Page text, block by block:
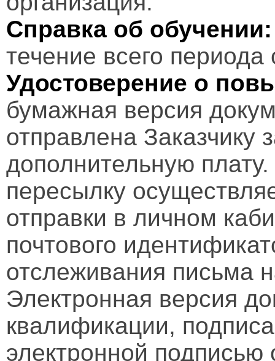
Справка об обучении:
течение всего периода
Удостоверение о
бумажная версия
отправлена Заказчику
дополнительную
пересылку
отправки в личном
почтового
отслеживания письма
Электронная версия
квалификации,
электронной подписью